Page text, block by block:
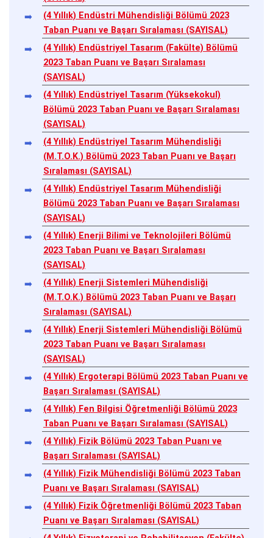
(4 Yıllık) Endüstri Mühendisliği Bölümü 2023
Taban Puanı ve Başarı Sıralaması (SAYISAL)
(4 Yıllık) Endüstriyel Tasarım (Fakülte) Bölümü
2023 Taban Puanı ve Başarı Sıralaması
(SAYISAL)
(4 Yıllık) Endüstriyel Tasarım (Yüksekokul)
Bölümü 2023 Taban Puanı ve Başarı Sıralaması
(SAYISAL)
(4 Yıllık) Endüstriyel Tasarım Mühendisliği
(M.T.O.K.) Bölümü 2023 Taban Puanı ve Başarı
Sıralaması (SAYISAL)
(4 Yıllık) Endüstriyel Tasarım Mühendisliği
Bölümü 2023 Taban Puanı ve Başarı Sıralaması
(SAYISAL)
(4 Yıllık) Enerji Bilimi ve Teknolojileri Bölümü
2023 Taban Puanı ve Başarı Sıralaması
(SAYISAL)
(4 Yıllık) Enerji Sistemleri Mühendisliği
(M.T.O.K.) Bölümü 2023 Taban Puanı ve Başarı
Sıralaması (SAYISAL)
(4 Yıllık) Enerji Sistemleri Mühendisliği Bölümü
2023 Taban Puanı ve Başarı Sıralaması
(SAYISAL)
(4 Yıllık) Ergoterapi Bölümü 2023 Taban Puanı ve
Başarı Sıralaması (SAYISAL)
(4 Yıllık) Fen Bilgisi Öğretmenliği Bölümü 2023
Taban Puanı ve Başarı Sıralaması (SAYISAL)
(4 Yıllık) Fizik Bölümü 2023 Taban Puanı ve
Başarı Sıralaması (SAYISAL)
(4 Yıllık) Fizik Mühendisliği Bölümü 2023 Taban
Puanı ve Başarı Sıralaması (SAYISAL)
(4 Yıllık) Fizik Öğretmenliği Bölümü 2023 Taban
Puanı ve Başarı Sıralaması (SAYISAL)